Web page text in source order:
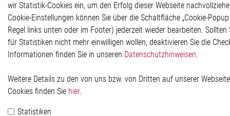
wir Statistik-Cookies ein, um den Erfolg dieser Webseite
Cookie-Einstellungen können Sie über die Schaltfläche „Cookie-
Regel links unten oder im Footer) jederzeit wieder bearbeiten. Sollten
für Statistiken nicht mehr einwilligen wollen, deaktivieren Sie die
Informationen finden Sie in unseren Datenschutzhinweisen.
Weitere Details zu den von uns bzw. von Dritten auf unserer
Cookies finden Sie hier.
Statistiken